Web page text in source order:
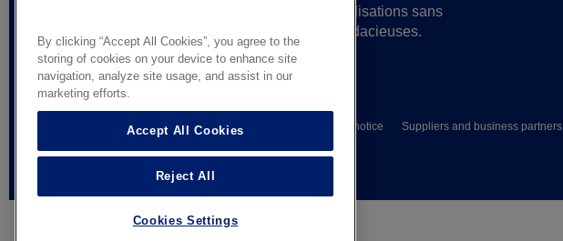
en vue de réalisations sans
et d’idées toujours plus audacieuses.
© AGC Glass Europe 2026 Wettelijke informatie Privacy notice Suppliers and business partners
General terms of sale
By clicking “Accept All Cookies”, you agree to the
storing of cookies on your device to enhance site
navigation, analyze site usage, and assist in our
marketing efforts.
Accept All Cookies
Reject All
Cookies Settings